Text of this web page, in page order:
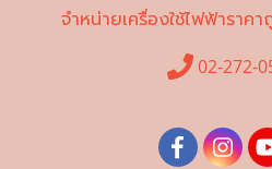
จำหน่ายเครื่องใช้ไฟฟ้าราค
02-272-